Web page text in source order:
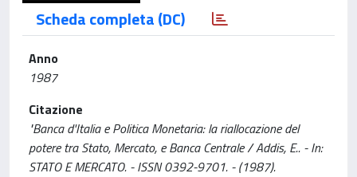
Scheda completa (DC)
Anno
1987
Citazione
"Banca d'Italia e Politica Monetaria: la riallocazione del
potere tra Stato, Mercato, e Banca Centrale / Addis, E.. - In:
STATO E MERCATO. - ISSN 0392-9701. - (1987).